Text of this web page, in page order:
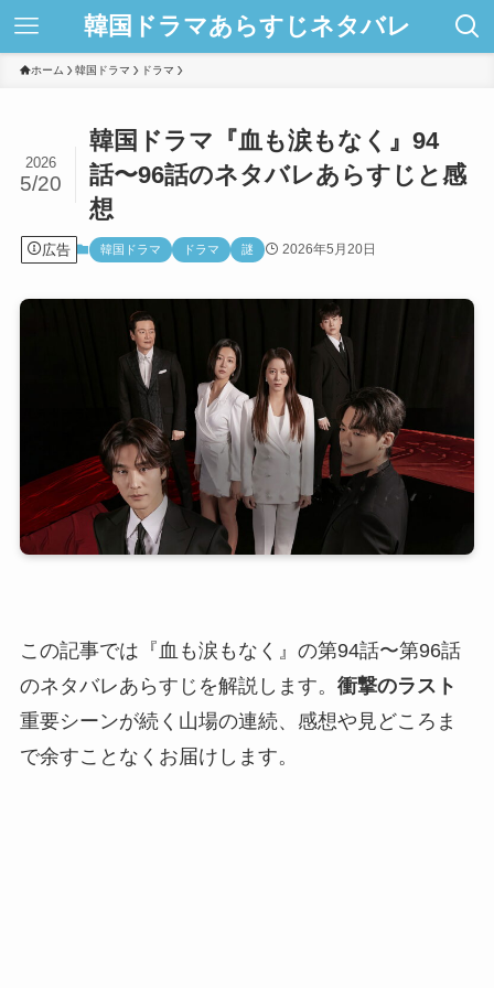
韓国ドラマあらすじネタバレ
ホーム 韓国ドラマ ドラマ
韓国ドラマ『血も涙もなく』94
話〜96話のネタバレあらすじと感
想
2026
5/20
広告 韓国ドラマ ドラマ 謎 2026年5月20日
この記事では『血も涙もなく』の第94話〜第96話
のネタバレあらすじを解説します。 衝撃のラスト
重要シーンが続く山場の連続、感想や見どころま
で余すことなくお届けします。